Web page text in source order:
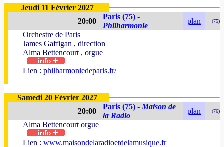
Jeudi 11 Février 2027
20:00
Paris (75) -
Philharmonie
plan (75)
Orchestre de Paris
James Gaffigan , direction
Alma Bettencourt , orgue
Lien : philharmoniedeparis.fr/
Samedi 20 Février 2027
20:00
Paris (75) - Maison de
la Radio
plan (76)
Alma Bettencourt orgue
Lien : www.maisondelaradioetdelamusique.fr